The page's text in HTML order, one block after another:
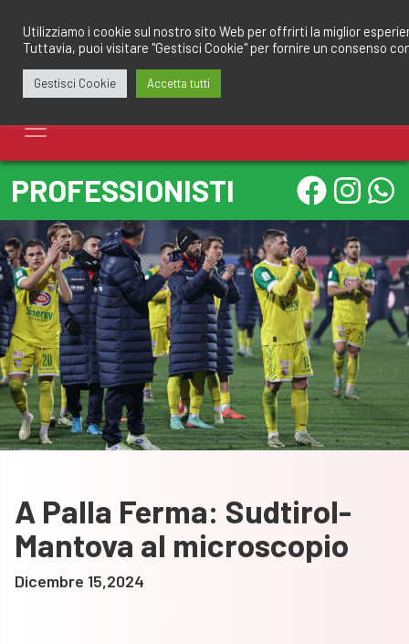
contenuto
PROFESSIONISTI
A Palla Ferma: Sudtirol-
Mantova al microscopio
Dicembre 15,2024
Utilizziamo i cookie sul nostro sito Web per offrirti la miglior
Tuttavia, puoi visitare "Gestisci Cookie" per fornire un consenso
Gestisci Cookie Accetta tutti